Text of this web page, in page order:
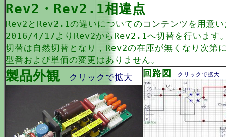
Rev2・Rev2.1相違点
Rev2とRev2.1の違いについてのコンテンツ を用意
2016/4/17よりRev2からRev2.1へ切替を行います
切替は自然切替となり，Rev2の在庫が無くなり次第
型番および単価の変更はありません。
製品外観 クリックで拡大 回路図 クリックで拡大